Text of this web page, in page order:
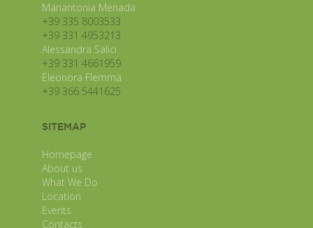
Mariantonia Menada
+39 335 8003533
+39 331 4953213
Alessandra Salici
+39 331 4661959
Eleonora Flemma
+39 366 5441625
SITEMAP
Homepage
About us
What We Do
Location
Events
Contacts